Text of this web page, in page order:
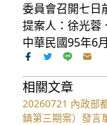
委員會召開七日
提案人：徐光蓉
中華民國95年6
相關文章
20260721 內政部
鎮第三期案）發言